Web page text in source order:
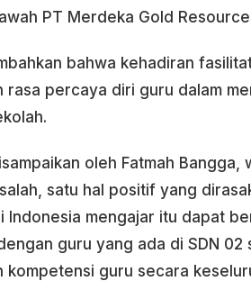
PT Merdeka Gold
bahwa kehadiran
rasa percaya diri guru dalam
oleh Fatmah Bangga,
satu hal positif yang
Indonesia mengajar itu dapat
guru yang ada di SDN
kompetensi guru secara